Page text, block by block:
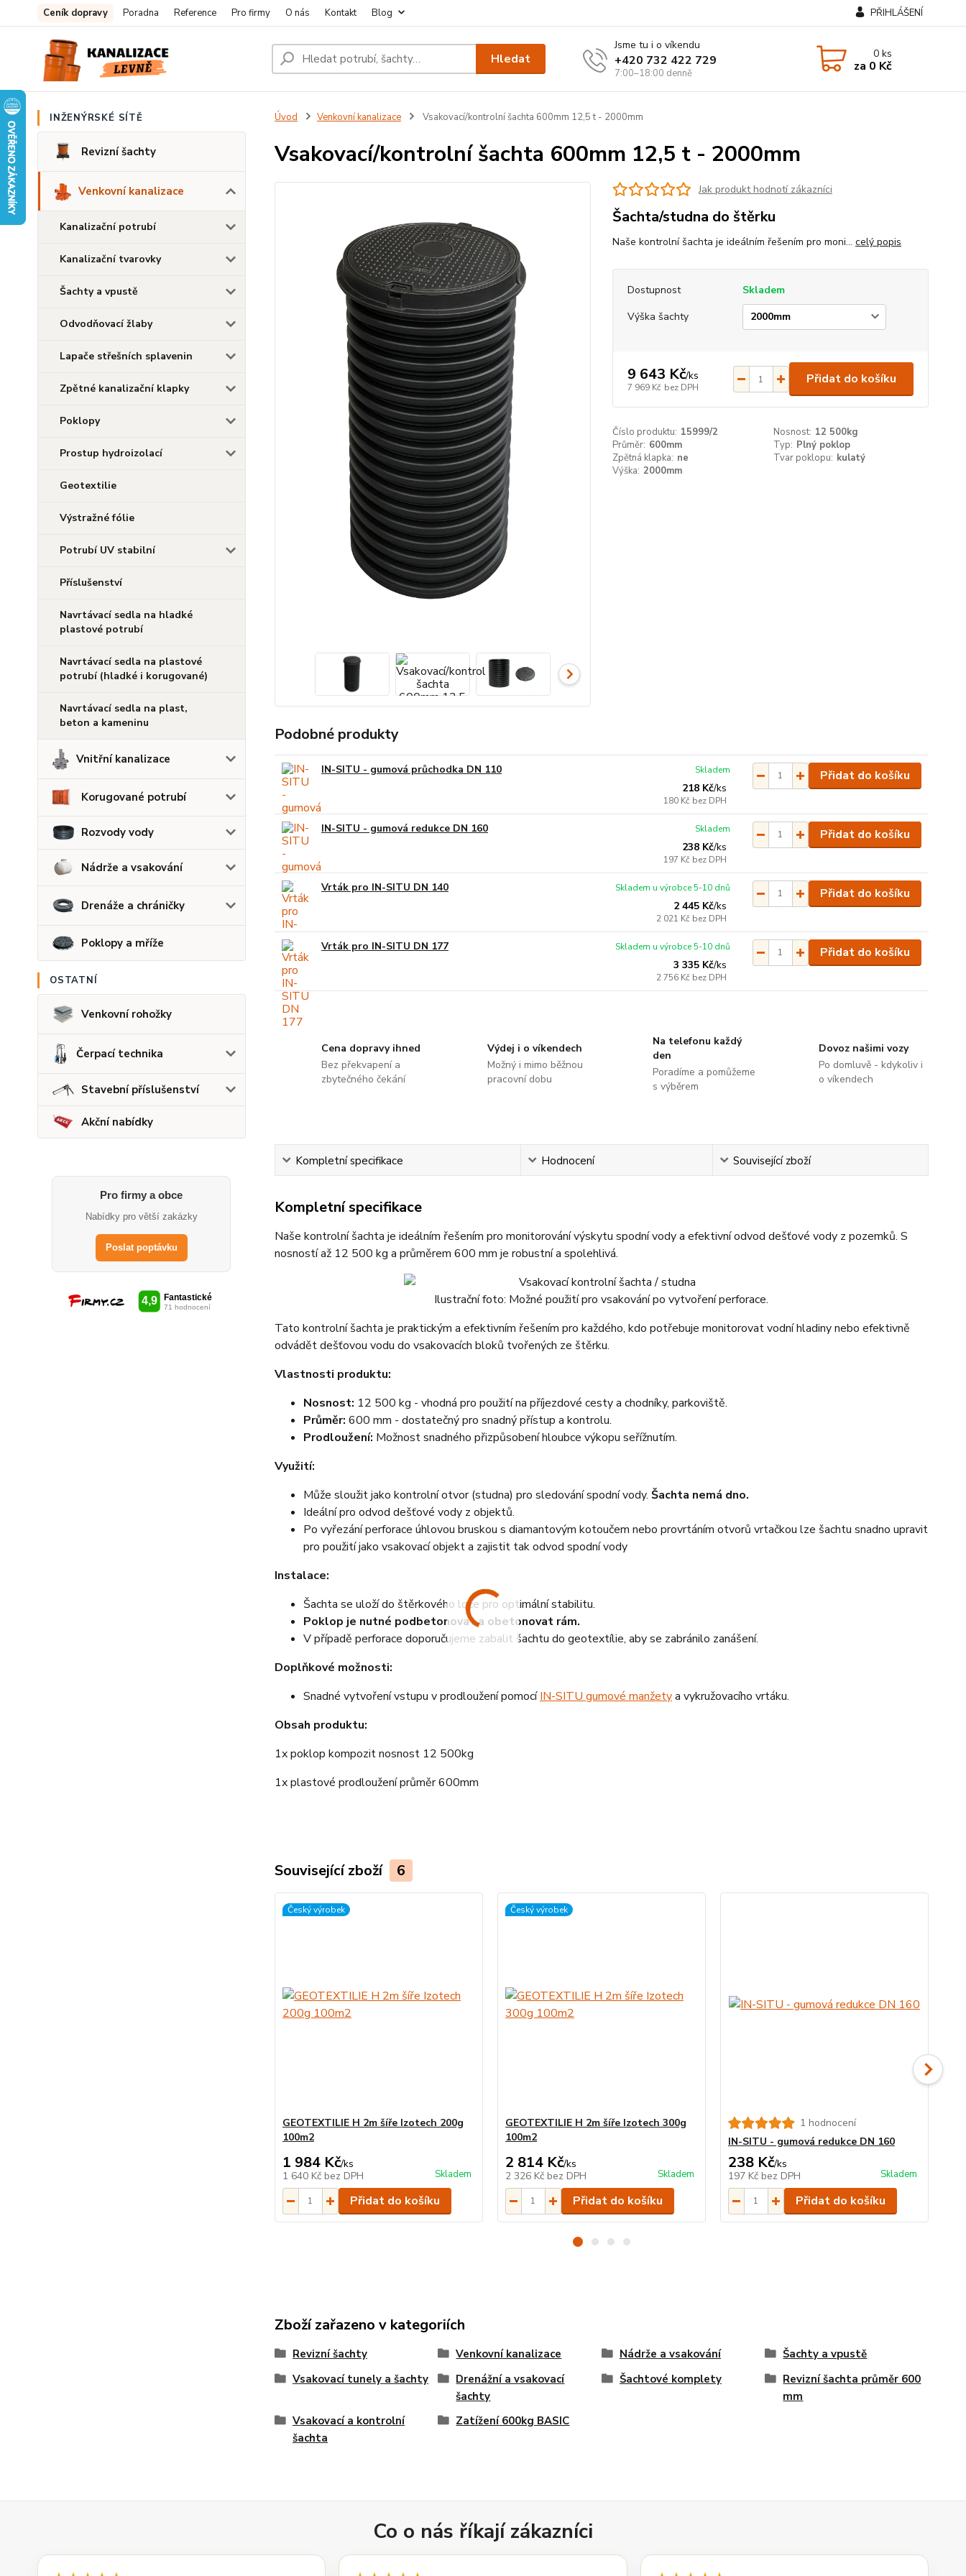
Ceník dopravy Poradna Reference Pro firmy O nás Kontakt Blog PŘIHLÁŠENÍ
Hledat
Jsme tu i o víkendu
+420 732 422 729
7:00–18:00 denně
0ks
za 0 Kč
INŽENÝRSKÉ SÍTĚ
Revizní šachty
Venkovní kanalizace
Kanalizační potrubí
Kanalizační tvarovky
Šachty a vpustě
Odvodňovací žlaby
Lapače střešních splavenin
Zpětné kanalizační klapky
Poklopy
Prostup hydroizolací
Geotextilie
Výstražné fólie
Potrubí UV stabilní
Příslušenství
Navrtávací sedla na hladké
plastové potrubí
Navrtávací sedla na plastové
potrubí (hladké i korugované)
Navrtávací sedla na plast,
beton a kameninu
Vnitřní kanalizace
Korugované potrubí
Rozvody vody
Nádrže a vsakování
Drenáže a chráničky
Poklopy a mříže
OSTATNÍ
Venkovní rohožky
Čerpací technika
Stavební příslušenství
Akční nabídky
Pro firmy a obce
Nabídky pro větší zakázky
Poslat poptávku
Úvod Venkovní kanalizace Vsakovací/kontrolní šachta 600mm 12,5 t - 2000mm
Vsakovací/kontrolní šachta 600mm 12,5 t - 2000mm
Jak produkt hodnotí zákazníci
Šachta/studna do štěrku
Naše kontrolní šachta je ideálním řešením pro moni... celý popis
Dostupnost
Skladem
Výška šachty
9 643 Kč/ks
7 969 Kč bez DPH
Přidat do košíku
Číslo produktu: 15999/2 Nosnost: 12 500kg
Průměr: 600mm Typ: Plný poklop
Zpětná klapka: ne Tvar poklopu: kulatý
Výška: 2000mm
Podobné produkty
IN-SITU - gumová průchodka DN 110
218 Kč/ks
180 Kč bez DPH
Skladem Přidat do košíku
IN-SITU - gumová redukce DN 160
238 Kč/ks
197 Kč bez DPH
Skladem Přidat do košíku
Vrták pro IN-SITU DN 140
2 445 Kč/ks
2 021 Kč bez DPH
Skladem u výrobce 5-10 dnů Přidat do košíku
Vrták pro IN-SITU DN 177
3 335 Kč/ks
2 756 Kč bez DPH
Skladem u výrobce 5-10 dnů Přidat do košíku
Cena dopravy ihned
Bez překvapení a
zbytečného čekání
Výdej i o víkendech
Možný i mimo běžnou
pracovní dobu
Na telefonu každý
den
Poradíme a pomůžeme
s výběrem
Dovoz našimi vozy
Po domluvě - kdykoliv i
o víkendech
Kompletní specifikace Hodnocení Související zboží
Kompletní specifikace
Naše kontrolní šachta je ideálním řešením pro monitorování výskytu spodní vody a efektivní odvod dešťové vody z pozemků. S
nosností až 12 500 kg a průměrem 600 mm je robustní a spolehlivá.
Ilustrační foto: Možné použití pro vsakování po vytvoření perforace.
Tato kontrolní šachta je praktickým a efektivním řešením pro každého, kdo potřebuje monitorovat vodní hladiny nebo efektivně
odvádět dešťovou vodu do vsakovacích bloků tvořených ze štěrku.
Vlastnosti produktu:
Nosnost: 12 500 kg - vhodná pro použití na příjezdové cesty a chodníky, parkoviště.
Průměr: 600 mm - dostatečný pro snadný přístup a kontrolu.
Prodloužení: Možnost snadného přizpůsobení hloubce výkopu seřížnutím.
Využití:
Může sloužit jako kontrolní otvor (studna) pro sledování spodní vody. Šachta nemá dno.
Ideální pro odvod dešťové vody z objektů.
Po vyřezání perforace úhlovou bruskou s diamantovým kotoučem nebo provrtáním otvorů vrtačkou lze šachtu snadno upravit
pro použití jako vsakovací objekt a zajistit tak odvod spodní vody
Instalace:
Šachta se uloží do štěrkového lože pro optimální stabilitu.
Poklop je nutné podbetonovat a obetonovat rám.
V případě perforace doporučujeme zabalit šachtu do geotextílie, aby se zabránilo zanášení.
Doplňkové možnosti:
Snadné vytvoření vstupu v prodloužení pomocíIN-SITU gumové manžetya vykružovacího vrtáku.
Obsah produktu:
1x poklop kompozit nosnost 12 500kg
1x plastové prodloužení průměr 600mm
Související zboží 6
Český výrobek
GEOTEXTILIE H 2m šíře Izotech 200g
100m2
1 984 Kč/ks
1 640 Kč bez DPH Skladem
Přidat do košíku
Český výrobek
GEOTEXTILIE H 2m šíře Izotech 300g
100m2
2 814 Kč/ks
2 326 Kč bez DPH Skladem
Přidat do košíku
1 hodnocení
IN-SITU - gumová redukce DN 160
238 Kč/ks
197 Kč bez DPH Skladem
Přidat do košíku
Zboží zařazeno v kategoriích
Revizní šachty Venkovní kanalizace Nádrže a vsakování
Šachty a vpustě
Vsakovací tunely a šachty
Drenážní a vsakovací
šachty
Šachtové komplety
Revizní šachta průměr 600
mm
Vsakovací a kontrolní
šachta
Zatížení 600kg BASIC
Co o nás říkají zákazníci